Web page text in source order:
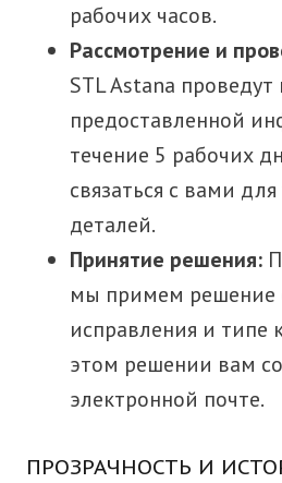
рабочих часов.
Рассмотрение и
STL Astana проведут
предоставленной
течение 5 рабочих
связаться с вами
деталей.
Принятие решения:
мы примем решение
исправления и типе
этом решении вам
электронной почте.
ПРОЗРАЧНОСТЬ И